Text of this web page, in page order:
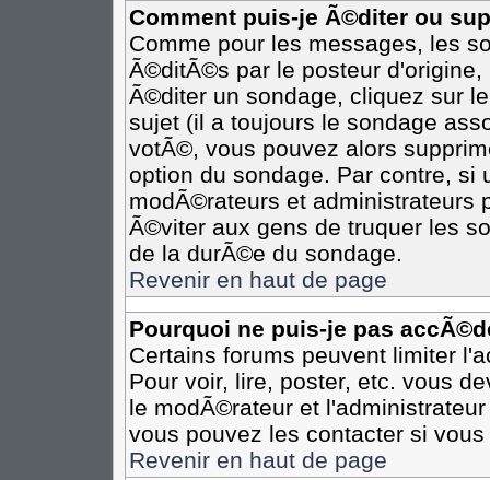
Comment puis-je Ã©diter ou
Comme pour les messages, les
Ã©ditÃ©s par le posteur
Ã©diter un sondage, cliquez sur
sujet (il a toujours le sondage
votÃ©, vous pouvez alors
option du sondage. Par contre,
modÃ©rateurs et administrateurs
Ã©viter aux gens de truquer les
de la durÃ©e du sondage.
Revenir en haut de page
Pourquoi ne puis-je pas
Certains forums peuvent limiter
Pour voir, lire, poster, etc. vous
le modÃ©rateur et
vous pouvez les contacter si
Revenir en haut de page